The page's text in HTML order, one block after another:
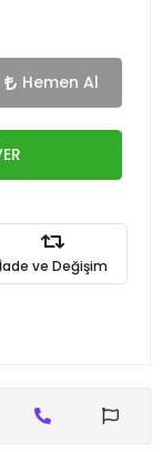
Hemen Al
İade ve Değişim